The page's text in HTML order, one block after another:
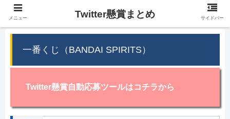
一番くじ（BANDAI SPIRITS）
Twitter懸賞自動応募ツールはコチラから
メニュー Twitter懸賞まとめ サイドバー